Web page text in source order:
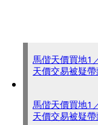
馬偕天價買地
天價交易被疑
馬偕天價買地
天價交易被疑